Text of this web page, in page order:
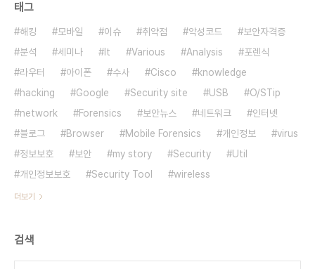
태그
해킹 모바일 이슈 취약점 악성코드
보안자격증
분석
세미나 It Various Analysis
포렌식
라우터
아이폰 수사 Cisco
knowledge
hacking
Google Security site USB
O/STip
network
Forensics 보안뉴스 네트워크
인터넷
블로그
Browser Mobile Forensics 개인정보
virus
정보보호
보안 my story Security
Util
개인정보보호
Security Tool wireless
더보기
검색